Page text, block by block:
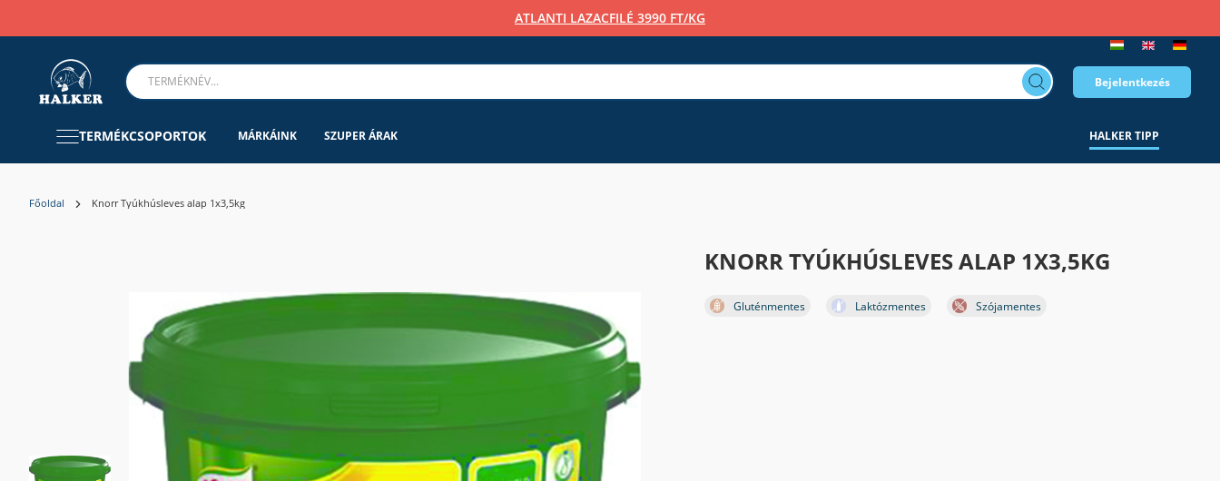
ATLANTI LAZACFILÉ 3990 FT/KG
Bejelentkezés
TERMÉKCSOPORTOK MÁRKÁINK SZUPER ÁRAK HALKER TIPP
Főoldal Knorr Tyúkhúsleves alap 1x3,5kg
KNORR TYÚKHÚSLEVES ALAP 1X3,5KG
Gluténmentes Laktózmentes Szójamentes